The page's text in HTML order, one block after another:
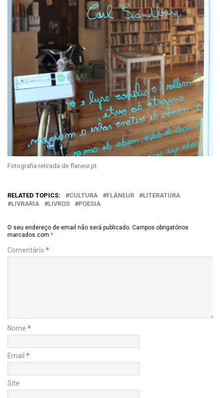
Fotografia retirada de flaneur.pt.
RELATED TOPICS: CULTURA FLÂNEUR
LITERATURA
LIVRARIA
LIVROS POESIA
O seu endereço de email não será publicado. Campos obrigatórios
marcados com *
Comentário *
Nome *
Email *
Site